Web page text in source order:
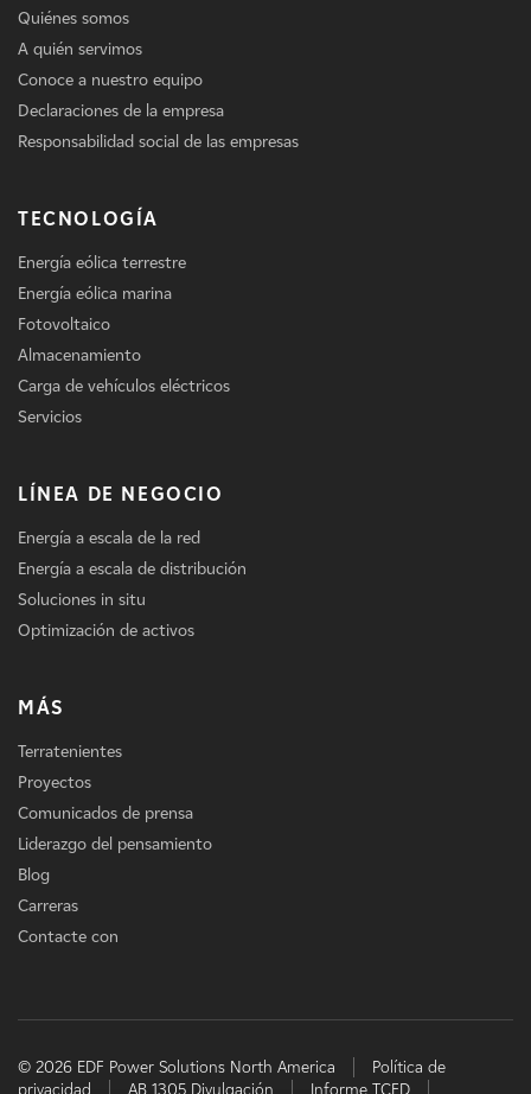
Quiénes somos
A quién servimos
Conoce a nuestro equipo
Declaraciones de la empresa
Responsabilidad social de las empresas
TECNOLOGÍA
Energía eólica terrestre
Energía eólica marina
Fotovoltaico
Almacenamiento
Carga de vehículos eléctricos
Servicios
LÍNEA DE NEGOCIO
Energía a escala de la red
Energía a escala de distribución
Soluciones in situ
Optimización de activos
MÁS
Terratenientes
Proyectos
Comunicados de prensa
Liderazgo del pensamiento
Blog
Carreras
Contacte con
© 2026 EDF Power Solutions North America
Política de